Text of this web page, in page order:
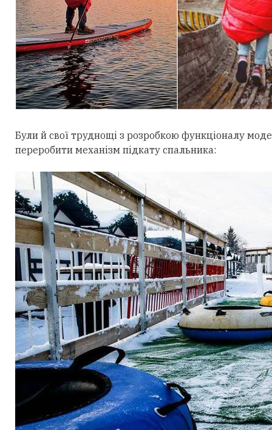
Були й свої труднощі з розробкою функціоналу
переробити механізм підкату спальника: